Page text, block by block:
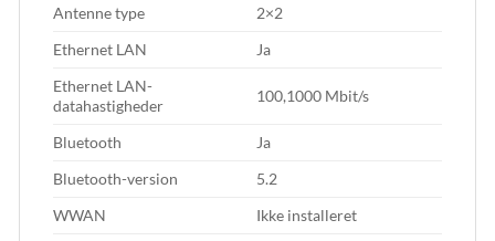
Antenne type
2×2
Ethernet LAN
Ja
Ethernet LAN-
datahastigheder
100,1000 Mbit/s
Bluetooth
Ja
Bluetooth-version
5.2
WWAN
Ikke installeret